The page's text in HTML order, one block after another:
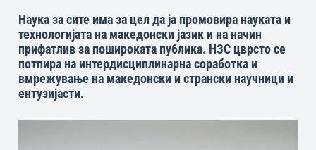
Наука за сите има за цел да ја промовира науката и
технологијата на македонски јазик и на начин
прифатлив за пошироката публика. НЗС цврсто се
потпира на интердисциплинарна соработка и
вмрежување на македонски и странски научници и
ентузијасти.